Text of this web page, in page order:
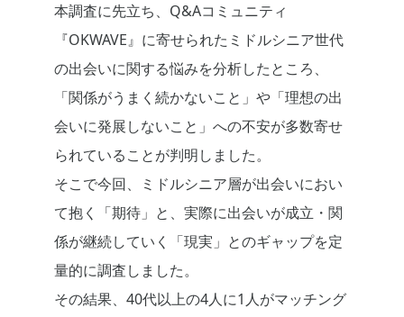
本調査に先立ち、Q&Aコミュニティ
『OKWAVE』に寄せられたミドルシニア世代
の出会いに関する悩みを分析したところ、
「関係がうまく続かないこと」や「理想の出
会いに発展しないこと」への不安が多数寄せ
られていることが判明しました。
そこで今回、ミドルシニア層が出会いにおい
て抱く「期待」と、実際に出会いが成立・関
係が継続していく「現実」とのギャップを定
量的に調査しました。
その結果、40代以上の4人に1人がマッチング